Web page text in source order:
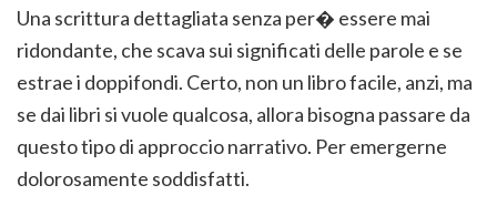
Una scrittura dettagliata senza per� essere mai
ridondante, che scava sui significati delle parole e se
estrae i doppifondi. Certo, non un libro facile, anzi, ma
se dai libri si vuole qualcosa, allora bisogna passare da
questo tipo di approccio narrativo. Per emergerne
dolorosamente soddisfatti.